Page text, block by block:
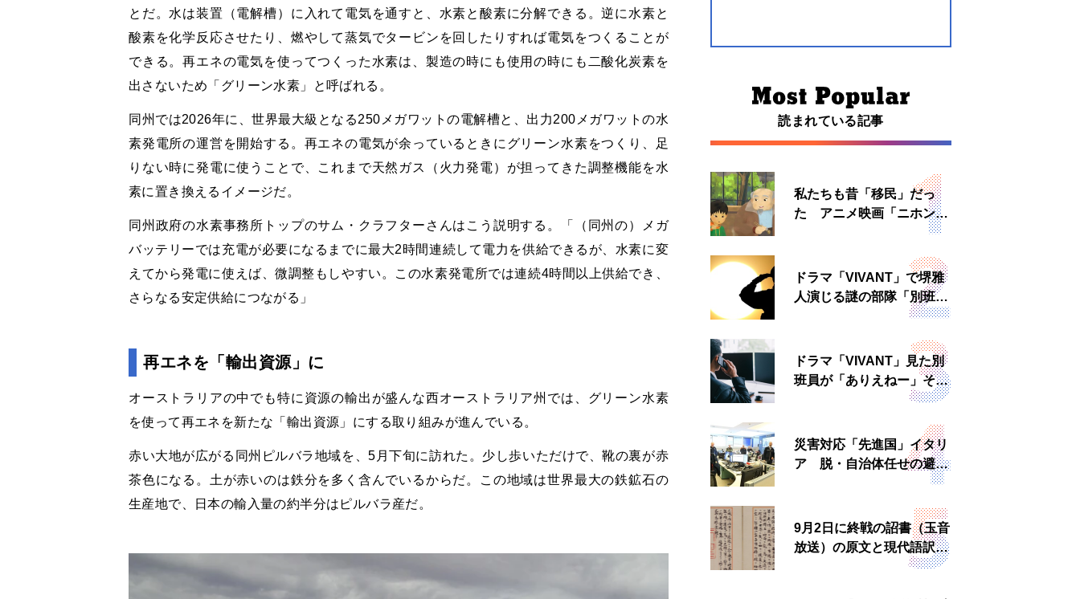
とだ。水は装置（電解槽）に入れて電気を通すと、水素と酸素に分解できる。逆に水素と
酸素を化学反応させたり、燃やして蒸気でタービンを回したりすれば電気をつくることが
できる。再エネの電気を使ってつくった水素は、製造の時にも使用の時にも二酸化炭素を
出さないため「グリーン水素」と呼ばれる。
同州では2026年に、世界最大級となる250メガワットの電解槽と、出力200メガワットの水
素発電所の運営を開始する。再エネの電気が余っているときにグリーン水素をつくり、足
りない時に発電に使うことで、これまで天然ガス（火力発電）が担ってきた調整機能を水
素に置き換えるイメージだ。
同州政府の水素事務所トップのサム・クラフターさんはこう説明する。「（同州の）メガ
バッテリーでは充電が必要になるまでに最大2時間連続して電力を供給できるが、水素に変
えてから発電に使えば、微調整もしやすい。この水素発電所では連続4時間以上供給でき、
さらなる安定供給につながる」
再エネを「輸出資源」に
オーストラリアの中でも特に資源の輸出が盛んな西オーストラリア州では、グリーン水素
を使って再エネを新たな「輸出資源」にする取り組みが進んでいる。
赤い大地が広がる同州ピルバラ地域を、5月下旬に訪れた。少し歩いただけで、靴の裏が赤
茶色になる。土が赤いのは鉄分を多く含んでいるからだ。この地域は世界最大の鉄鉱石の
生産地で、日本の輸入量の約半分はピルバラ産だ。
読まれている記事
私たちも昔「移民」だっ
た アニメ映画「ニホンジ
ドラマ「VIVANT」で堺雅
人演じる謎の部隊「別班」
は実在する？内情知る人物
ドラマ「VIVANT」見た別
班員が「ありえねー」その
理由とは 非公然組織ゆえ
災害対応「先進国」イタリ
ア 脱・自治体任せの避難
所運営、被災者への温かい
9月2日に終戦の詔書（玉音
放送）の原文と現代語訳を
読む もう一つの「終戦の